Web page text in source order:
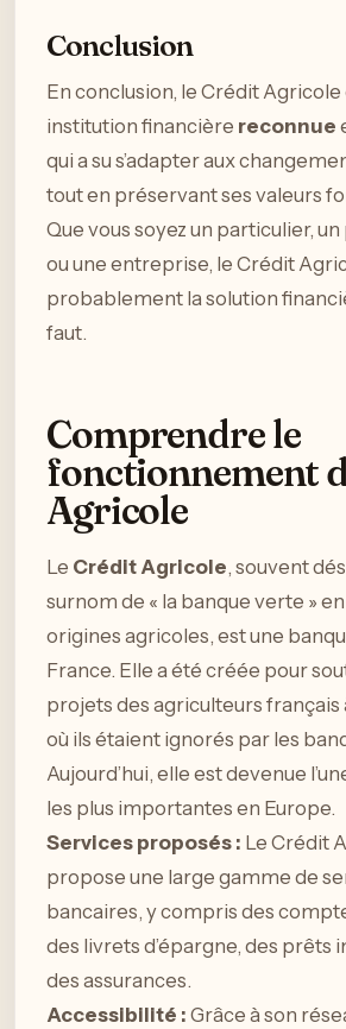
Conclusion
En conclusion, le Crédit Agricole
institution financière reconnue
qui a su s’adapter aux
tout en préservant ses valeurs
Que vous soyez un particulier,
ou une entreprise, le Crédit
probablement la solution
faut.
Comprendre le
fonctionnement
Agricole
Le Crédit Agricole, souvent
surnom de « la banque verte »
origines agricoles, est une
France. Elle a été créée pour
projets des agriculteurs français
où ils étaient ignorés par les
Aujourd’hui, elle est devenue
les plus importantes en Europe.
Services proposés : Le Crédit
propose une large gamme de
bancaires, y compris des
des livrets d’épargne, des prêts
des assurances.
Accessibilité : Grâce à son